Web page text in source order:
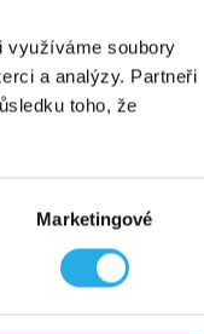
využíváme soubory
a analýzy. Partneři
toho, že
Marketingové
a to
a